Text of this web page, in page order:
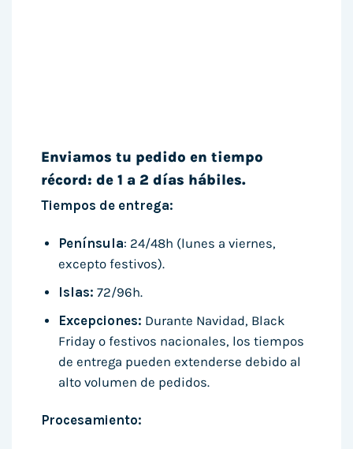
Enviamos tu pedido en tiempo
récord: de 1 a 2 días hábiles.
Tiempos de entrega:
Península: 24/48h (lunes a viernes,
excepto festivos).
Islas: 72/96h.
Excepciones: Durante Navidad, Black
Friday o festivos nacionales, los tiempos
de entrega pueden extenderse debido al
alto volumen de pedidos.
Procesamiento: